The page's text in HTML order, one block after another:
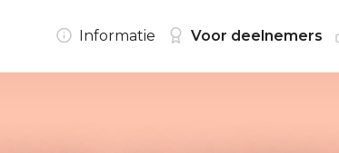
Informatie Voor deelnemers